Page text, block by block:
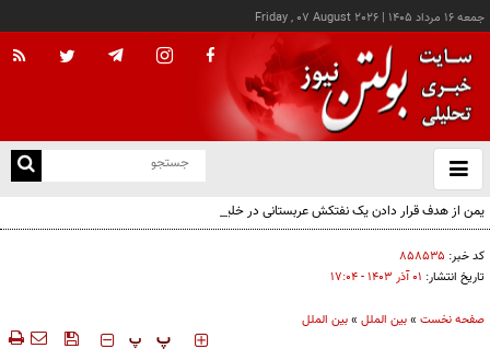
جمعه ۱۶ مرداد ۱۴۰۵ |
Friday , 07 August 2026
باز
و
یمن از هدف قرار دادن یک نفتکش عربستانی در خلیج عدن خبر داد
کد خبر: ۸۵۸۵۳۵
تاریخ انتشار: ۰۱ آذر ۱۴۰۳ - ۱۷:۰۴
صفحه نخست »بین الملل »بین الملل
‍‍‍ پ پ